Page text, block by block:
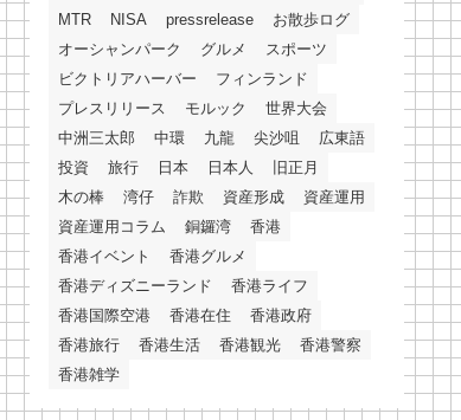
MTR
NISA pressrelease
お散歩ログ
オーシャンパーク
グルメ
スポーツ
ビクトリアハーバー
フィンランド
プレスリリース
モルック
世界大会
中洲三太郎
中環 九龍 尖沙咀
広東語
投資
旅行 日本 日本人
旧正月
木の棒
湾仔 詐欺 資産形成
資産運用
資産運用コラム
銅鑼湾
香港
香港イベント
香港グルメ
香港ディズニーランド
香港ライフ
香港国際空港
香港在住
香港政府
香港旅行
香港生活 香港観光
香港警察
香港雑学